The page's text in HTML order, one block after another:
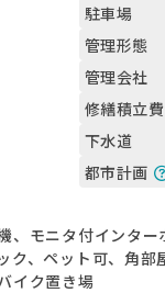
駐車場
管理形態
管理会社
修繕積立費
下水道
都市計画
、モニタ付インタ
ク、ペット可、角
イク置き場